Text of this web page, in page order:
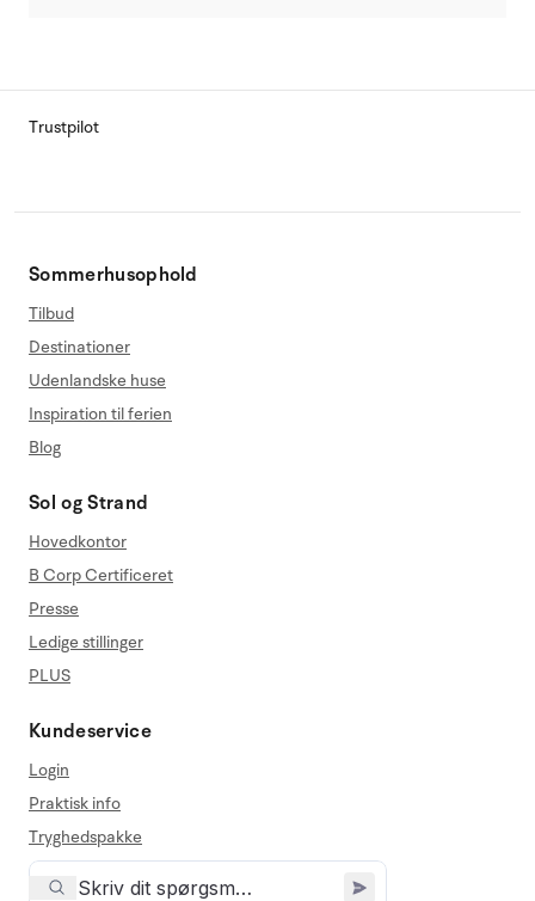
Trustpilot
Sommerhusophold
Tilbud
Destinationer
Udenlandske huse
Inspiration til ferien
Blog
Sol og Strand
Hovedkontor
B Corp Certificeret
Presse
Ledige stillinger
PLUS
Kundeservice
Login
Praktisk info
Tryghedspakke